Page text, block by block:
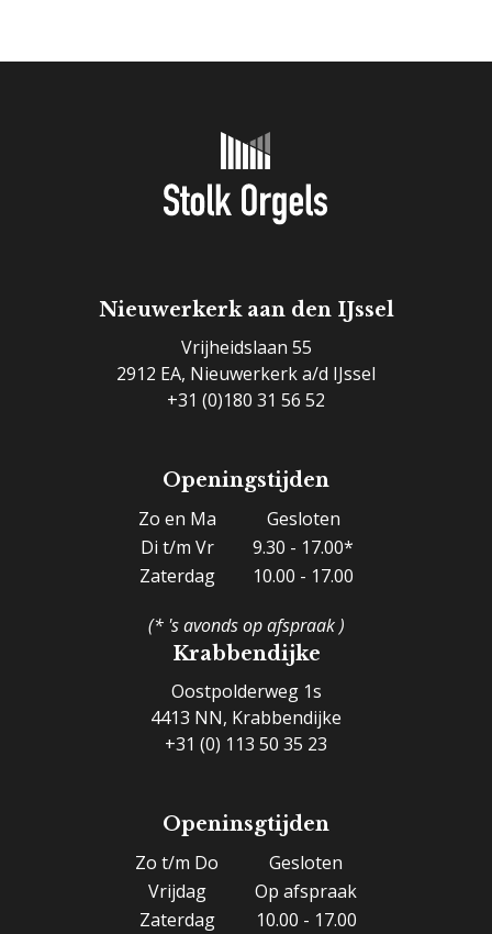
Nieuwerkerk aan den IJssel
Vrijheidslaan 55
2912 EA, Nieuwerkerk a/d IJssel
+31 (0)180 31 56 52
Openingstijden
Zo en Ma
Gesloten
Di t/m Vr
9.30 - 17.00*
Zaterdag
10.00 - 17.00
(* 's avonds op afspraak )
Krabbendijke
Oostpolderweg 1s
4413 NN, Krabbendijke
+31 (0) 113 50 35 23
Openinsgtijden
Zo t/m Do
Gesloten
Vrijdag
Op afspraak
Zaterdag
10.00 - 17.00